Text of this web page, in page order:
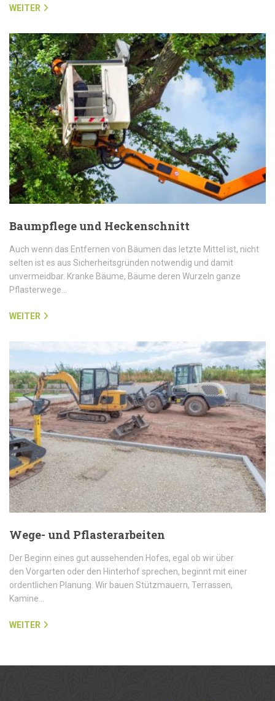
WEITER
Baumpflege und Heckenschnitt
Auch wenn das Entfernen von Bäumen das letzte Mittel ist, nicht
selten ist es aus Sicherheitsgründen notwendig und damit
unvermeidbar. Kranke Bäume, Bäume deren Wurzeln ganze
Pflasterwege…
WEITER
Wege- und Pflasterarbeiten
Der Beginn eines gut aussehenden Hofes, egal ob wir über
den Vorgarten oder den Hinterhof sprechen, beginnt mit einer
ordentlichen Planung. Wir bauen Stützmauern, Terrassen,
Kamine…
WEITER